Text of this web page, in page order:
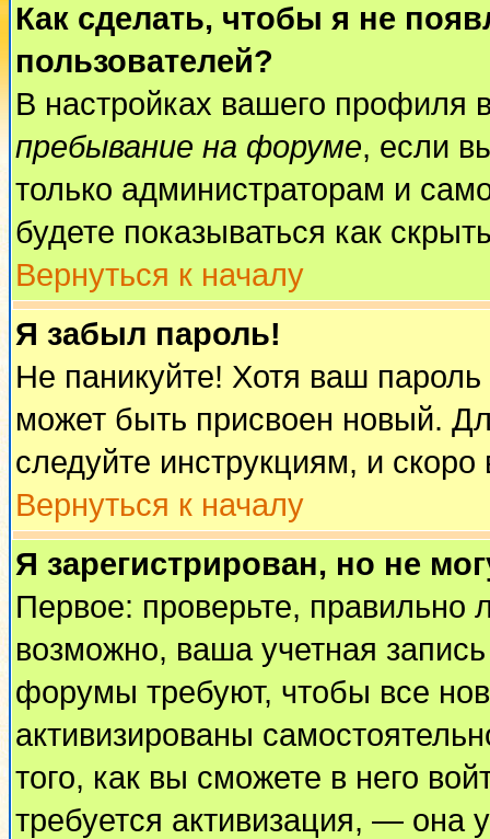
Как сделать, чтобы я не
пользователей?
В настройках вашего профиля
пребывание на форуме, если
только администраторам и
будете показываться как
Вернуться к началу
Я забыл пароль!
Не паникуйте! Хотя ваш
может быть присвоен новый.
следуйте инструкциям, и
Вернуться к началу
Я зарегистрирован, но не
Первое: проверьте, правильно
возможно, ваша учетная
форумы требуют, чтобы все
активизированы
того, как вы сможете в него
требуется активизация, — она